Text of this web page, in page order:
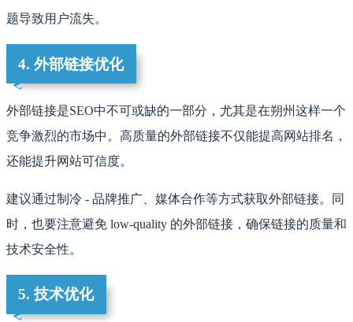
题导致用户流失。
4. 外部链接优化
外部链接是SEO中不可或缺的一部分，尤其是在朔州这样一个
竞争激烈的市场中。高质量的外部链接不仅能提高网站排名，
还能提升网站可信度。
建议通过制冷 - 品牌推广、媒体合作等方式获取外部链接。同
时，也要注意避免 low-quality 的外部链接，确保链接的质量和
技术安全性。
5. 技术优化